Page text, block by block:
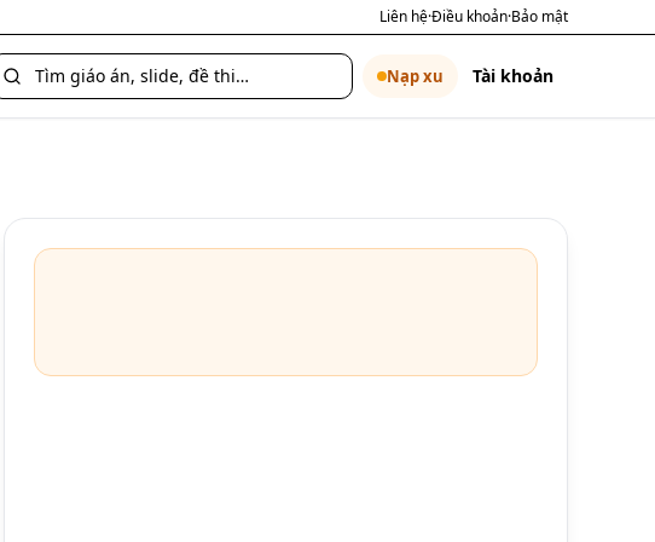
Liên hệ·Điều khoản·Bảo mật
Nạp xu Tài khoản